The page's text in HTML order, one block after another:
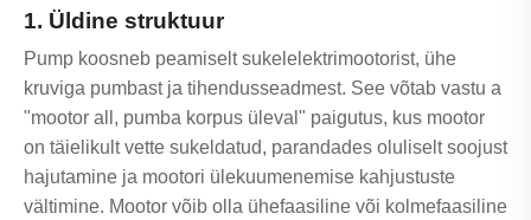
1. Üldine struktuur
Pump koosneb peamiselt sukelelektrimootorist, ühe
kruviga pumbast ja tihendusseadmest. See võtab vastu a
"mootor all, pumba korpus üleval" paigutus, kus mootor
on täielikult vette sukeldatud, parandades oluliselt soojust
hajutamine ja mootori ülekuumenemise kahjustuste
vältimine. Mootor võib olla ühefaasiline või kolmefaasiline